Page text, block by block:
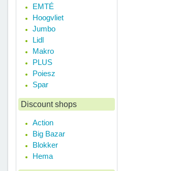
EMTÉ
Hoogvliet
Jumbo
Lidl
Makro
PLUS
Poiesz
Spar
Discount shops
Action
Big Bazar
Blokker
Hema